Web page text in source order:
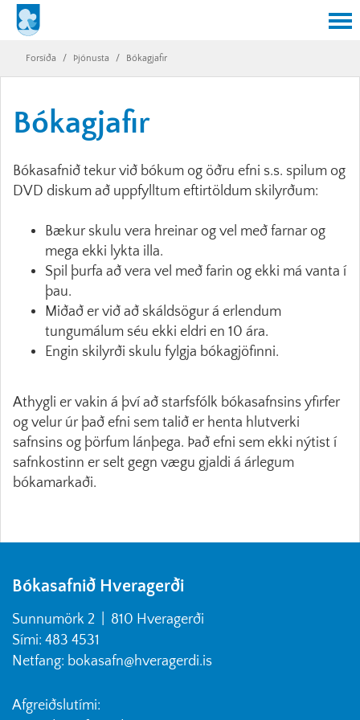
Forsíða / Þjónusta / Bókagjafir
Bókagjafir
Bókasafnið tekur við bókum og öðru efni s.s. spilum og
DVD diskum að uppfylltum eftirtöldum skilyrðum:
Bækur skulu vera hreinar og vel með farnar og
mega ekki lykta illa.
Spil þurfa að vera vel með farin og ekki má vanta í
þau.
Miðað er við að skáldsögur á erlendum
tungumálum séu ekki eldri en 10 ára.
Engin skilyrði skulu fylgja bókagjöfinni.
Athygli er vakin á því að starfsfólk bókasafnsins yfirfer
og velur úr það efni sem talið er henta hlutverki
safnsins og þörfum lánþega. Það efni sem ekki nýtist í
safnkostinn er selt gegn vægu gjaldi á árlegum
bókamarkaði.
Bókasafnið Hveragerði
Sunnumörk 2 | 810 Hveragerði
Sími: 483 4531
Netfang: bokasafn@hveragerdi.is
Afgreiðslutími: